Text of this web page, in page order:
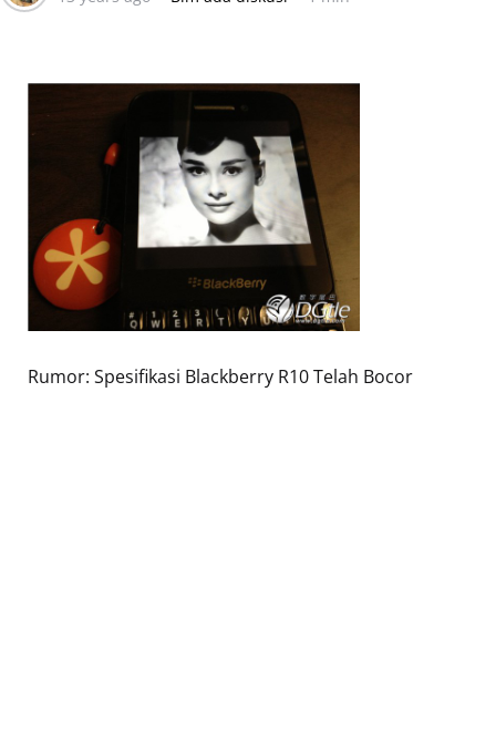
Rumor: Spesifikasi Blackberry R10 Telah Bocor